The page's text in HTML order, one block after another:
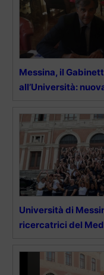
Messina, il
all’Università:
Università di
ricercatrici del